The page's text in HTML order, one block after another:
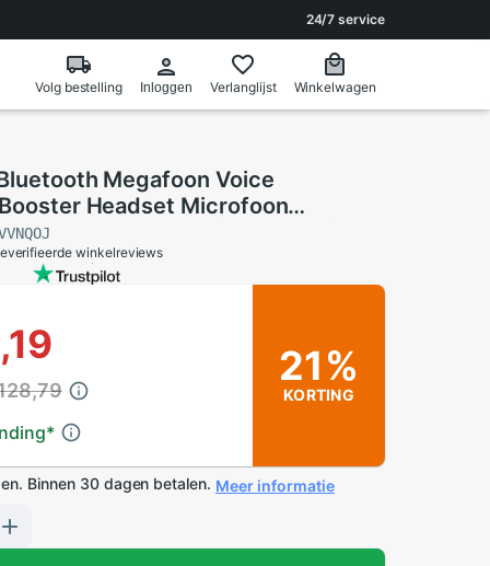
24/7 service
Volg bestelling Inloggen Verlanglijst Winkelwagen
Megafoon Voice
Headset Microfoon
Speler Fm Radio Leraar Gids
winkelreviews
*
21%
KORTING
Binnen 30 dagen betalen. Meer informatie